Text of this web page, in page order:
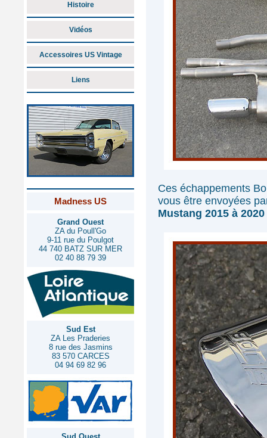
Histoire
Vidéos
Accessoires US Vintage
Liens
Madness US
Grand Ouest
ZA du Poull'Go
9-11 rue du Poulgot
44 740 BATZ SUR MER
02 40 88 79 39
Sud Est
ZA Les Praderies
8 rue des Jasmins
83 570 CARCES
04 94 69 82 96
Ces échappements
vous être envoyées
Mustang 2015 à 2020